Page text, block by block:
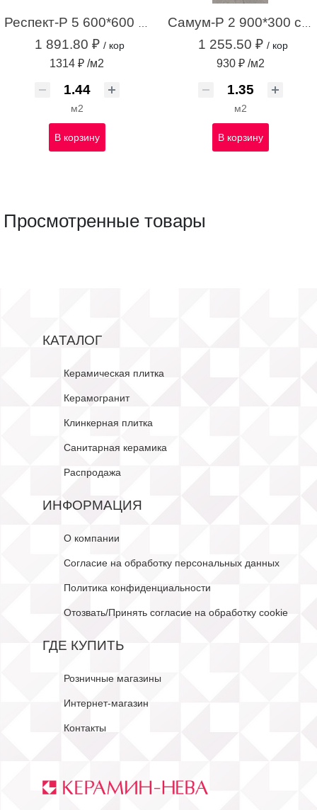
1 891.80 ₽ / кор
1314 ₽ /м2
м2
В корзину
1 255.50 ₽ / кор
930 ₽ /м2
м2
В корзину
Просмотренные товары
КАТАЛОГ
Керамическая плитка
Керамогранит
Клинкерная плитка
Санитарная керамика
Распродажа
ИНФОРМАЦИЯ
О компании
Согласие на обработку персональных данных
Политика конфиденциальности
Отозвать/Принять согласие на обработку cookie
ГДЕ КУПИТЬ
Розничные магазины
Интернет-магазин
Контакты